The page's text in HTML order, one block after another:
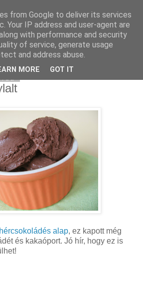
alap, ez kapott még
és kakaóport. Jó hír, hogy ez is
from Google to deliver its services
Your IP address and user-agent are
with performance and security
of service, generate usage
and address abuse.
MORE GOT IT